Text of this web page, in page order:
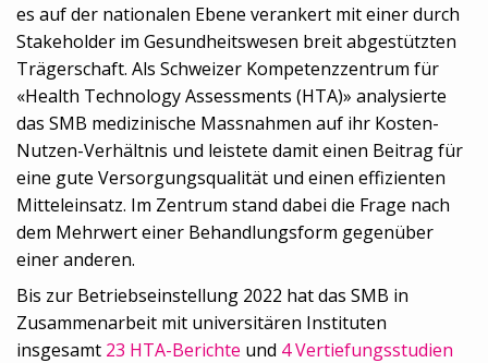
es auf der nationalen Ebene verankert mit einer durch
Stakeholder im Gesundheitswesen breit abgestützten
Trägerschaft. Als Schweizer Kompetenzzentrum für
«Health Technology Assessments (HTA)» analysierte
das SMB medizinische Massnahmen auf ihr Kosten-
Nutzen-Verhältnis und leistete damit einen Beitrag für
eine gute Versorgungsqualität und einen effizienten
Mitteleinsatz. Im Zentrum stand dabei die Frage nach
dem Mehrwert einer Behandlungsform gegenüber
einer anderen.
Bis zur Betriebseinstellung 2022 hat das SMB in
Zusammenarbeit mit universitären Instituten
insgesamt 23 HTA-Berichte und 4 Vertiefungsstudien